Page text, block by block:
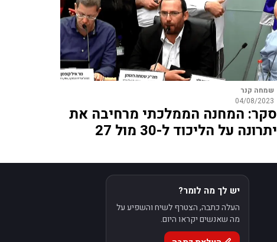
שמחה קנר
04/08/2023
סקר: המחנה הממלכתי מרחיבה את
יתרונה על הליכוד ל-30 מול 27
יש לך מה לומר?
העלה כתבה, הצטרף לשיח והשפיע על
מה שאנשים יקראו היום.